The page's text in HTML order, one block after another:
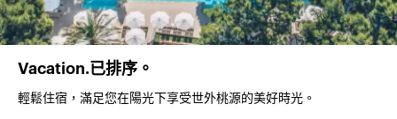
Vacation.已排序。
輕鬆住宿，滿足您在陽光下享受世外桃源的美好時光。